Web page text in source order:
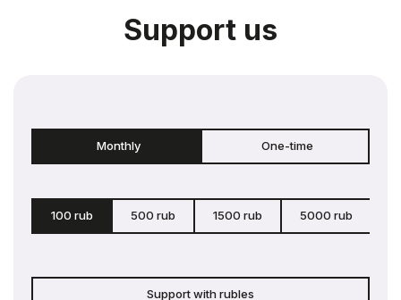
Support us
Monthly One-time
100 rub 500 rub 1500 rub 5000 rub
Support with rubles